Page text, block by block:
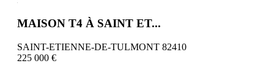
MAISON T4 À SAINT ET...
SAINT-ETIENNE-DE-TULMONT 82410
225 000 €